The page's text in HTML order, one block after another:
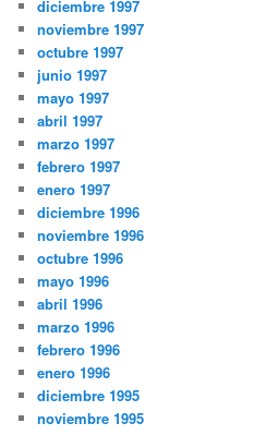
diciembre 1997
noviembre 1997
octubre 1997
junio 1997
mayo 1997
abril 1997
marzo 1997
febrero 1997
enero 1997
diciembre 1996
noviembre 1996
octubre 1996
mayo 1996
abril 1996
marzo 1996
febrero 1996
enero 1996
diciembre 1995
noviembre 1995